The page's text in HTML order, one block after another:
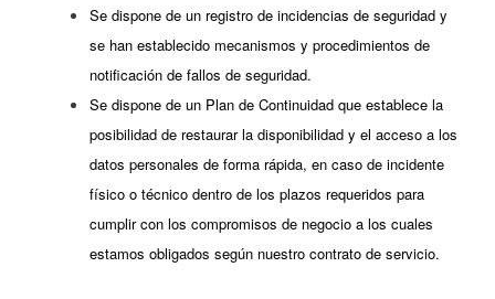
Se dispone de un registro de incidencias de seguridad y
se han establecido mecanismos y procedimientos de
notificación de fallos de seguridad.
Se dispone de un Plan de Continuidad que establece la
posibilidad de restaurar la disponibilidad y el acceso a los
datos personales de forma rápida, en caso de incidente
físico o técnico dentro de los plazos requeridos para
cumplir con los compromisos de negocio a los cuales
estamos obligados según nuestro contrato de servicio.